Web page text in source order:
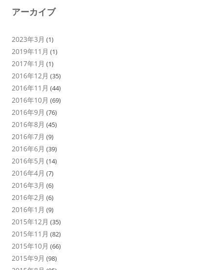
アーカイブ
2023年3月 (1)
2019年11月 (1)
2017年1月 (1)
2016年12月 (35)
2016年11月 (44)
2016年10月 (69)
2016年9月 (76)
2016年8月 (45)
2016年7月 (9)
2016年6月 (39)
2016年5月 (14)
2016年4月 (7)
2016年3月 (6)
2016年2月 (6)
2016年1月 (9)
2015年12月 (35)
2015年11月 (82)
2015年10月 (66)
2015年9月 (98)